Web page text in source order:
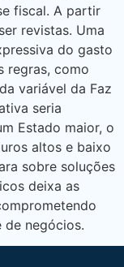
fiscal. A partir
revistas. Uma
do gasto
regras, como
variável da Faz
seria
Estado maior, o
altos e baixo
sobre soluções
deixa as
de negócios.